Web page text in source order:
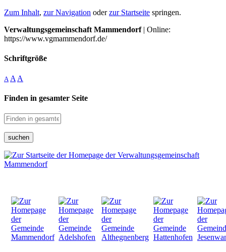
Zum Inhalt, zur Navigation oderzur Startseite springen.
Verwaltungsgemeinschaft Mammendorf| Online:
https://www.vgmammendorf.de/
Schriftgröße
A A A
Finden in gesamter Seite
suchen